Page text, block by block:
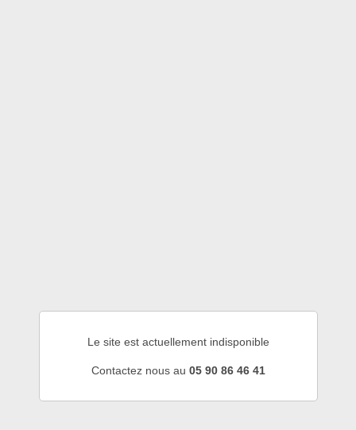
Le site est actuellement indisponible
Contactez nous au 05 90 86 46 41